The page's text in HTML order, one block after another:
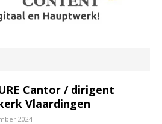
Cantor / dirigent
Vlaardingen
2024